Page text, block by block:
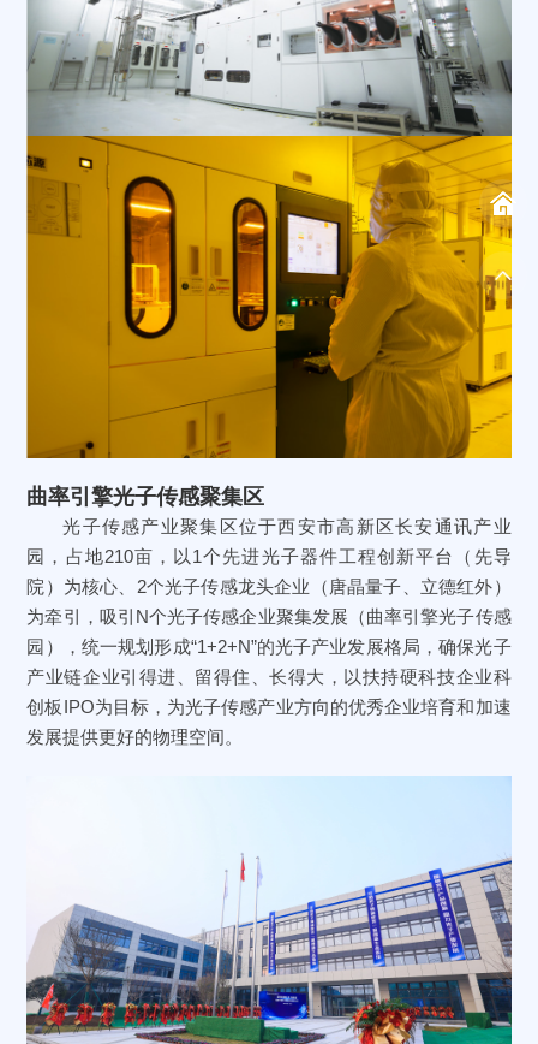
曲率引擎光子传感聚集区
光子传感产业聚集区位于西安市高新区长安通讯产业
园，占地210亩，以1个先进光子器件工程创新平台（先导
院）为核心、2个光子传感龙头企业（唐晶量子、立德红外）
为牵引，吸引N个光子传感企业聚集发展（曲率引擎光子传感
园），统一规划形成“1+2+N”的光子产业发展格局，确保光子
产业链企业引得进、留得住、长得大，以扶持硬科技企业科
创板IPO为目标，为光子传感产业方向的优秀企业培育和加速
发展提供更好的物理空间。